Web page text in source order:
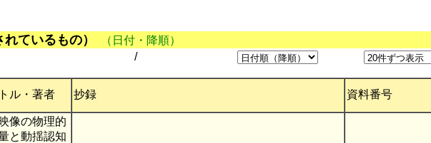
ているもの）
（日付・降順）
/
ル・著者 抄録 資料番号
像の物理的
と動揺認知